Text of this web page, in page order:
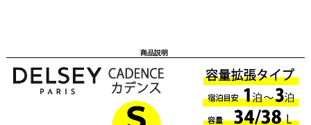
商品説明